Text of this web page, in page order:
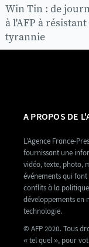
Win Tin : de
à l'AFP à résistant
tyrannie
A PROPOS DE
L’Agence France-
fournissant une
vidéo, texte, photo,
événements qui
conflits à la
développements en
technologie.
© AFP 2020. Tous
« tel quel », pour